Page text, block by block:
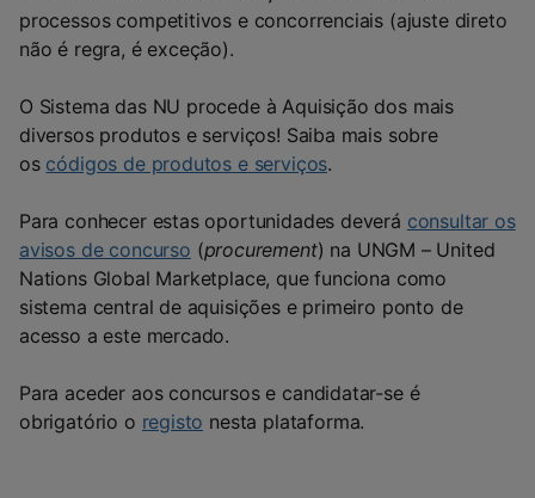
processos competitivos e concorrenciais (ajuste direto
não é regra, é exceção).
O Sistema das NU procede à Aquisição dos mais
diversos produtos e serviços! Saiba mais sobre
os códigos de produtos e serviços.
Para conhecer estas oportunidades deverá consultar os
avisos de concurso (procurement) na UNGM – United
Nations Global Marketplace, que funciona como
sistema central de aquisições e primeiro ponto de
acesso a este mercado.
Para aceder aos concursos e candidatar-se é
obrigatório o registo nesta plataforma.